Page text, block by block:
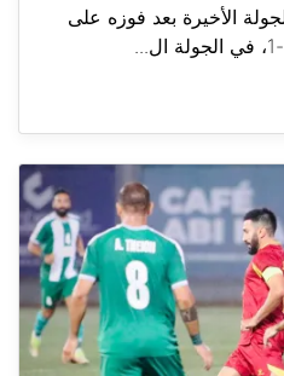
الأخيرة بعد فوزه على